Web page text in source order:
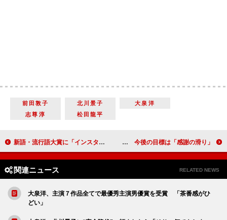
前田敦子 北川景子
大泉洋
志尊淳
松田龍平
新語・流行語大賞に「インスタ映え」「忖度」 ブルゾンの「３５億」“トップ１０”入りも欠席 浅田真央が「菊池寛賞」を受賞 今後の目標は「感謝の滑り」
関連ニュース RELATED NEWS
大泉洋、主演７作品全てで最優秀主演男優賞を受賞 「茶番感がひ
どい」